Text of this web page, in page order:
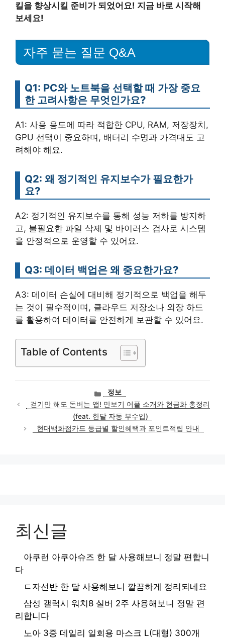
킬을 향상시킬 준비가 되었어요! 지금 바로 시작해
보세요!
자주 묻는 질문 Q&A
Q1: PC와 노트북을 선택할 때 가장 중요
한 고려사항은 무엇인가요?
A1: 사용 용도에 따라 적합한 CPU, RAM, 저장장치,
GPU 선택이 중요하며, 배터리 수명과 가격대도 고
려해야 해요.
Q2: 왜 정기적인 유지보수가 필요한가
요?
A2: 정기적인 유지보수를 통해 성능 저하를 방지하
고, 불필요한 파일 삭제 및 바이러스 검사로 시스템
을 안정적으로 운영할 수 있어요.
Q3: 데이터 백업은 왜 중요한가요?
A3: 데이터 손실에 대비해 정기적으로 백업을 해두
는 것이 필수적이며, 클라우드 저장소나 외장 하드
를 활용하여 데이터를 안전하게 보관할 수 있어요.
Table of Contents
카
테
고
리
정보
걷기만 해도 돈버는 앱! 만보기 어플 소개와 현금화 총정리
(feat. 한달 자동 부수입)
현대백화점카드 등급별 할인혜택과 포인트적립 안내
최신글
아쿠런 아쿠아슈즈 한 달 사용해보니 정말 편합니
다
ㄷ자선반 한 달 사용해보니 깔끔하게 정리되네요
삼성 갤럭시 워치8 실버 2주 사용해보니 정말 편
리합니다
노아 3중 데일리 일회용 마스크 L(대형) 300개